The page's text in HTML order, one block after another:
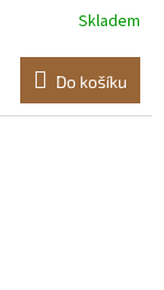
Dvojité
Skladem
Do košíku